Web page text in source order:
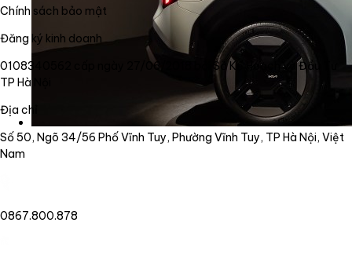
Chính sách bảo mật
Đăng ký kinh doanh
0108340562 cấp ngày 27/06/2018 bởi Sở Kế Hoạch và Đầu Tư
TP Hà Nội
Địa chỉ
Số 50, Ngõ 34/56 Phố Vĩnh Tuy, Phường Vĩnh Tuy, TP Hà Nội, Việt
Nam
0867.800.878